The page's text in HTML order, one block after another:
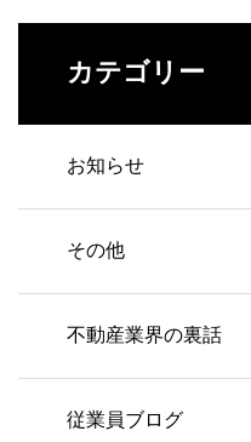
カテゴリー
お知らせ
その他
不動産業界の裏話
従業員ブログ